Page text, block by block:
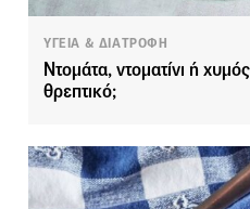
ΥΓΕΙΑ & ΔΙΑΤΡΟΦΗ
Ντομάτα, ντοματίνι ή
θρεπτικό;